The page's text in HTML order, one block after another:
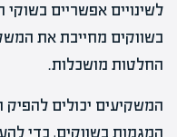
לשינויים אפשריים
בשווקים מחייבת את
החלטות מושכלות.
המשקיעים יכולים להפיק